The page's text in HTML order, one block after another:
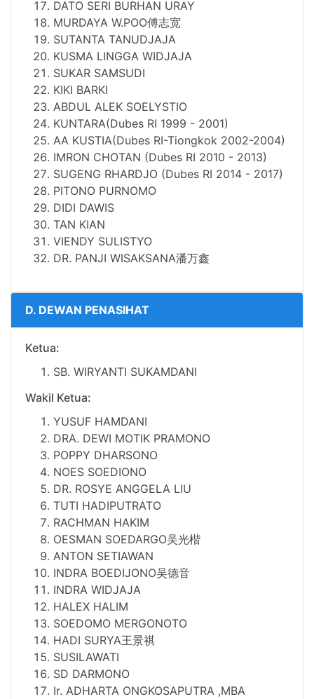
DATO SERI BURHAN URAY
MURDAYA W.POO傅志宽
SUTANTA TANUDJAJA
KUSMA LINGGA WIDJAJA
SUKAR SAMSUDI
KIKI BARKI
ABDUL ALEK SOELYSTIO
KUNTARA(Dubes RI 1999 - 2001)
AA KUSTIA(Dubes RI-Tiongkok 2002-2004)
IMRON CHOTAN (Dubes RI 2010 - 2013)
SUGENG RHARDJO (Dubes RI 2014 - 2017)
PITONO PURNOMO
DIDI DAWIS
TAN KIAN
VIENDY SULISTYO
DR. PANJI WISAKSANA潘万鑫
D. DEWAN PENASIHAT
Ketua:
SB. WIRYANTI SUKAMDANI
Wakil Ketua:
YUSUF HAMDANI
DRA. DEWI MOTIK PRAMONO
POPPY DHARSONO
NOES SOEDIONO
DR. ROSYE ANGGELA LIU
TUTI HADIPUTRATO
RACHMAN HAKIM
OESMAN SOEDARGO吴光楷
ANTON SETIAWAN
INDRA BOEDIJONO吴德音
INDRA WIDJAJA
HALEX HALIM
SOEDOMO MERGONOTO
HADI SURYA王景祺
SUSILAWATI
SD DARMONO
Ir. ADHARTA ONGKOSAPUTRA ,MBA